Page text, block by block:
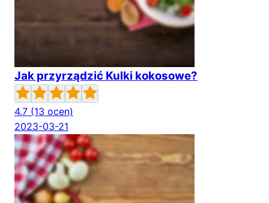
Jak przyrządzić Kulki kokosowe?
4.7 (13 ocen)
2023-03-21